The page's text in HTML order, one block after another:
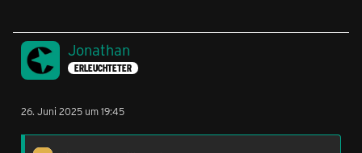
Jonathan
ERLEUCHTETER
26. Juni 2025 um 19:45